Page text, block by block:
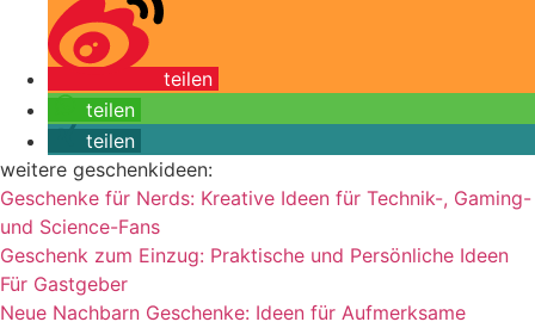
teilen
teilen
teilen
weitere geschenkideen:
Geschenke für Nerds: Kreative Ideen für Technik-, Gaming-
und Science-Fans
Geschenk zum Einzug: Praktische und Persönliche Ideen
Für Gastgeber
Neue Nachbarn Geschenke: Ideen für Aufmerksame